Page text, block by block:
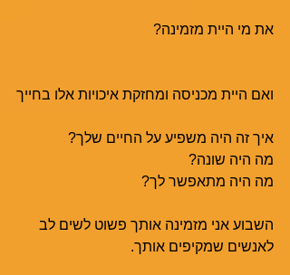
את מי היית מזמינה?
ואם היית מכניסה ומחזקת איכויות אלו בחייך
איך זה היה משפיע על החיים שלך?
מה היה שונה?
מה היה מתאפשר לך?
השבוע אני מזמינה אותך פשוט לשים לב
לאנשים שמקיפים אותך.